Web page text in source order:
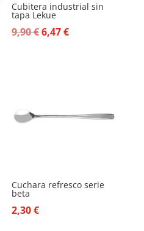
Cubitera industrial sin
tapa Lekue
9,90€El
6,47€El
Cuchara refresco serie
beta
2,30€